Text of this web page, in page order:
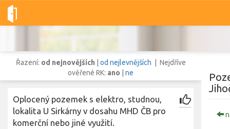
Dobré-nemovitosti.cz obec České Budějovice, okres České
Vše Byty Domy Pozemky
Řazení: od nejnovějších od nejlevnějších | Nejdříve
ověřené RK: ano ne
Oplocený pozemek s elektro, studnou,
lokalita U Sirkárny v dosahu MHD ČB pro
komerční nebo jiné využití.